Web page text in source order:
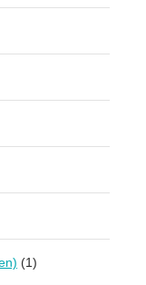
(1)